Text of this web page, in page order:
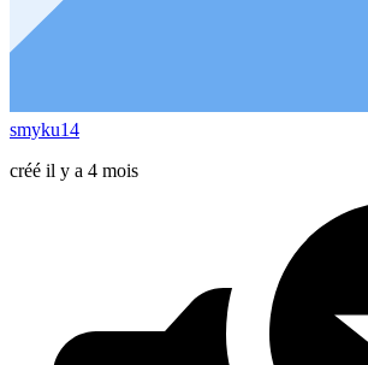
smyku14
créé il y a 4 mois